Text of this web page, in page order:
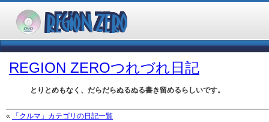
REGION ZEROつれづれ日記
とりとめもなく、だらだらぬるぬる書き留めるらしいです。
« 「クルマ」カテゴリの日記一覧